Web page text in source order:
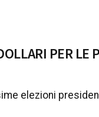
PER LE
elezioni